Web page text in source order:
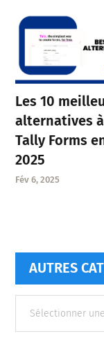
Les 10
alternatives à
Tally Forms
2025
Fév 6, 2025
AUTRES
catégories